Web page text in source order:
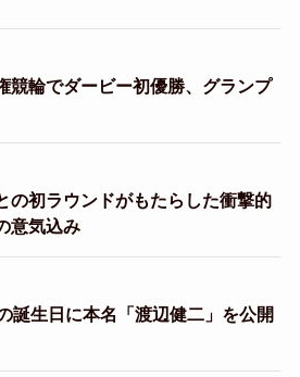
競輪でダービー初優勝、グランプ
の初ラウンドがもたらした衝撃的
意気込み
誕生日に本名「渡辺健二」を公開